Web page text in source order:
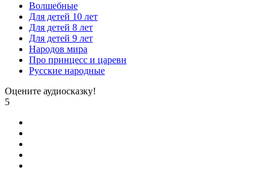
Волшебные
Для детей 10 лет
Для детей 8 лет
Для детей 9 лет
Народов мира
Про принцесс и царевн
Русские народные
Оцените аудиосказку!
5